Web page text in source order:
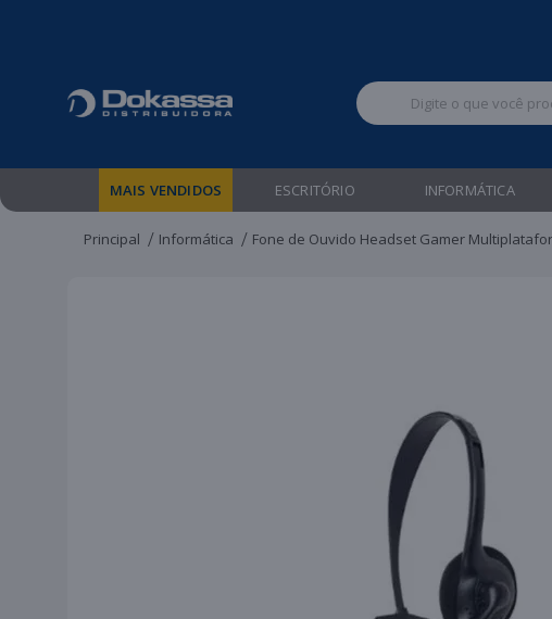
MAIS VENDIDOS ESCRITÓRIO INFORMÁTICA
Principal Informática Fone de Ouvido Headset Gamer